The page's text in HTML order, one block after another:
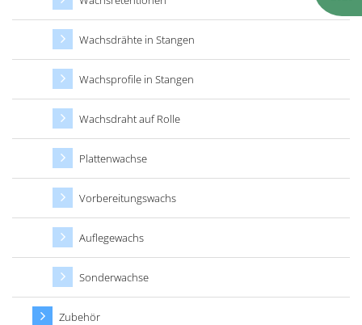
Wachsdrähte in Stangen
Wachsprofile in Stangen
Wachsdraht auf Rolle
Plattenwachse
Vorbereitungswachs
Auflegewachs
Sonderwachse
Zubehör